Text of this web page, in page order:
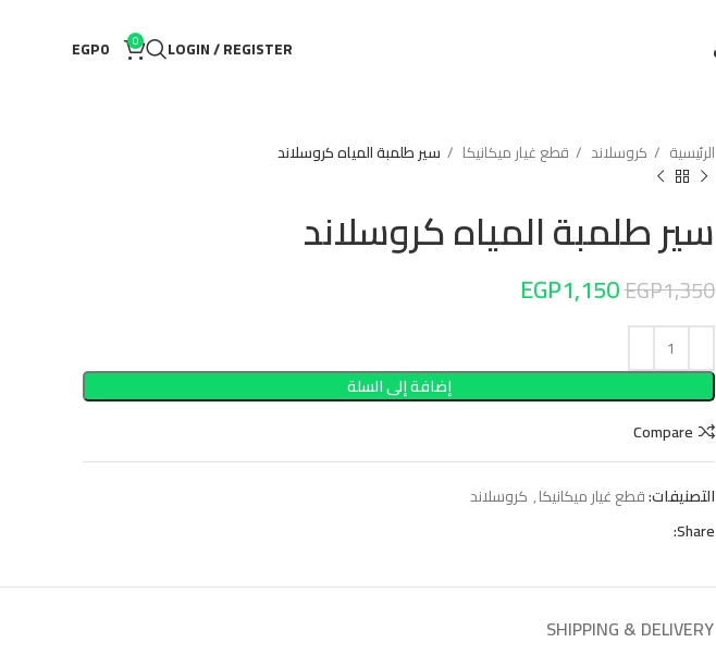
LOGIN / REGISTER
0
EGP
الرئيسية كروسلاند قطع غيار ميكانيكا سير طلمبة المياه كروسلاند
سير طلمبة المياه كروسلاند
EGP1,350
EGP1,150
إضافة إلى السلة
Compare
التصنيفات:قطع غيار ميكانيكا, كروسلاند
Share:
SHIPPING & DELIVERY